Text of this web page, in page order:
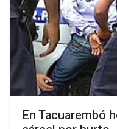
En Tacuarembó